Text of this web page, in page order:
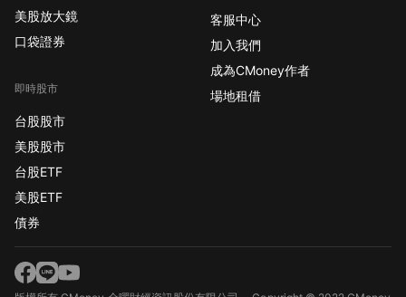
美股放大鏡
口袋證券
即時股市
台股股市
美股股市
台股ETF
美股ETF
債券
客服中心
加入我們
成為CMoney作者
場地租借